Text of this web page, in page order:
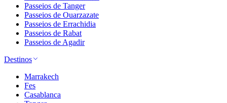
Passeios de Tanger
Passeios de Ouarzazate
Passeios de Errachidia
Passeios de Rabat
Passeios de Agadir
Destinos
Marrakech
Fes
Casablanca